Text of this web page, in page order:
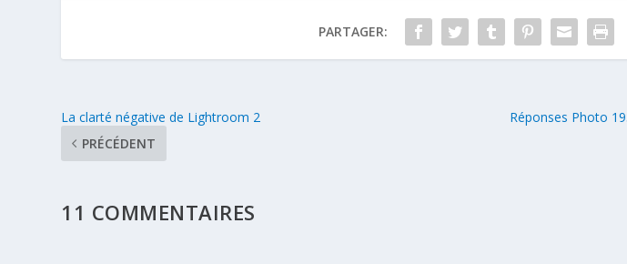
PARTAGER:
La clarté négative de Lightroom 2
PRÉCÉDENT
Réponses Photo
11 COMMENTAIRES